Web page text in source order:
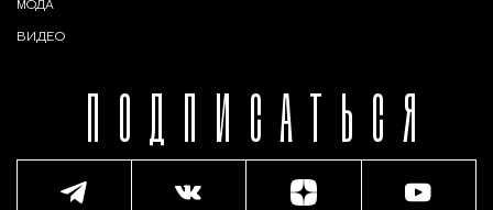
ПОДПИСАТЬСЯ
МОДА
ВИДЕО